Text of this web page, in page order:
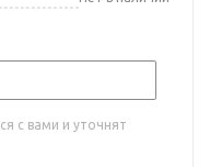
с вами и уточнят